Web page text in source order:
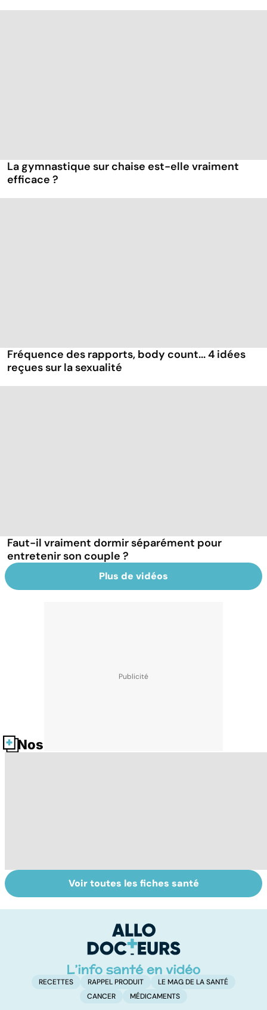
La gymnastique sur chaise est-elle vraiment
efficace ?
Fréquence des rapports, body count... 4 idées
reçues sur la sexualité
Faut-il vraiment dormir séparément pour
entretenir son couple ?
Plus de vidéos
Nos fiches santé
Comment
maîtriser le
Accident
vasculaire
également
touché
Voir toutes les fiches santé
RECETTES RAPPEL PRODUIT
LE MAG DE LA SANTÉ
CANCER
MÉDICAMENTS